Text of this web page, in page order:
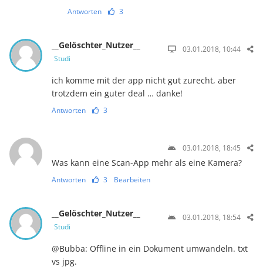
Antworten 3
__Gelöschter_Nutzer__
Studi
03.01.2018, 10:44
ich komme mit der app nicht gut zurecht, aber
trotzdem ein guter deal … danke!
Antworten 3
03.01.2018, 18:45
Was kann eine Scan-App mehr als eine Kamera?
Antworten 3 Bearbeiten
__Gelöschter_Nutzer__
Studi
03.01.2018, 18:54
@Bubba: Offline in ein Dokument umwandeln. txt
vs jpg.